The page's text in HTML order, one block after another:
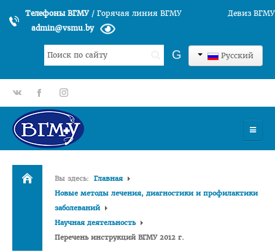
Телефоны ВГМУ/ Горячая линия ВГМУ
Девиз ВГМУ
admin@vsmu.by
Русский
Искать... G
gp fb tt
УНИВЕРСИТЕТ
История университета
Структура ВГМУ
Вы здесь: Главная
Новые методы лечения, диагностики и профилактики
заболеваний
Научная деятельность
Перечень инструкций ВГМУ 2012 г.